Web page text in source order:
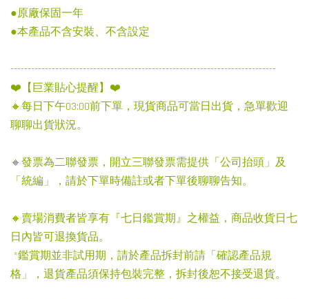
●原廠保固一年
●本產品不含安裝、不含設定
-----------------------------------------------------------------------------
❤️【巨業貼心提醒】❤️
🔸每日下午03:00前下單，現貨商品可當日出貨，急單歡迎
聊聊出貨狀況。
🔸發票為二聯發票，開立三聯發票需提供「公司抬頭」及
「統編」，請於下單時備註或者下單後聊聊告知。
🔸賣場消費者皆享有『七日鑑賞期』之權益，商品收貨日七
日內皆可退換貨品。
*鑑賞期並非試用期，請於產品拆封前請「確認產品規
格」，退貨產品須保持包裝完整，拆封後恕不接受退貨。